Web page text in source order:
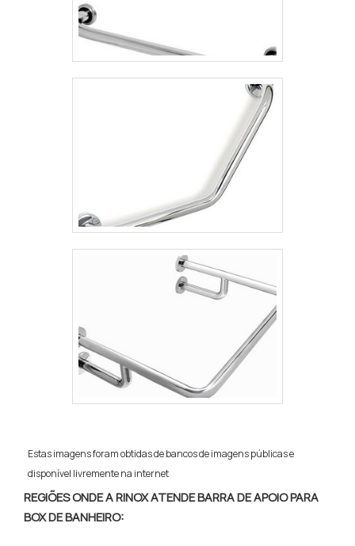
Estas imagens foram obtidas de bancos de imagens públicas e
disponível livremente na internet
REGIÕES ONDE A RINOX ATENDE BARRA DE APOIO PARA
BOX DE BANHEIRO: